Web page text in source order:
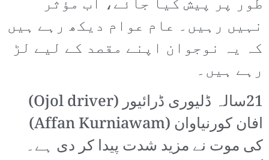
طور پر پیش کیا جائے، اب مؤثر
نہیں رہیں۔ عام عوام دیکھ رہے ہیں
کہ یہ نوجوان اپنے مقصد کے لیے لڑ
رہے ہیں۔
21سالہ ڈلیوری ڈرائیور (Ojol driver)
افان کورنیاوان (Affan Kurniawam)
کی موت نے مزید شدت پیدا کر دی ہے۔